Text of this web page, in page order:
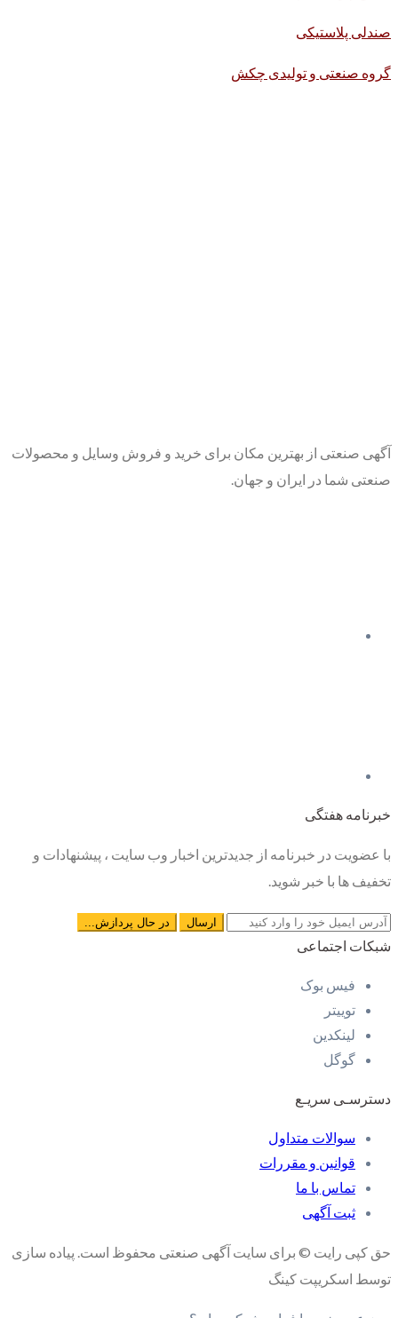
صندلی پلاستیکی
گروه صنعتی و تولیدی چکش
آگهی صنعتی از بهترین مکان برای خرید و فروش وسایل و محصولات
صنعتی شما در ایران و جهان.
خبرنامه هفتگی
با عضویت در خبرنامه از جدیدترین اخبار وب سایت ، پیشنهادات و
تخفیف ها با خبر شوید.
شبکات اجتماعی
فیس بوک
توییتر
لینکدین
گوگل
دسترسـی سریـع
سوالات متداول
قوانین و مقررات
تماس با ما
ثبت آگهی
حق کپی رایت © برای سایت آگهی صنعتی محفوظ است. پیاده سازی
توسط اسکریپت کینگ